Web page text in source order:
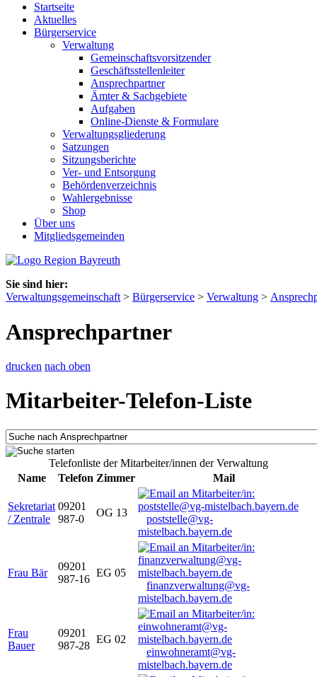
Startseite
Aktuelles
Bürgerservice
Verwaltung
Gemeinschaftsvorsitzender
Geschäftsstellenleiter
Ansprechpartner
Ämter & Sachgebiete
Aufgaben
Online-Dienste & Formulare
Verwaltungsgliederung
Satzungen
Sitzungsberichte
Ver- und Entsorgung
Behördenverzeichnis
Wahlergebnisse
Shop
Über uns
Mitgliedsgemeinden
Sie sind hier:
Verwaltungsgemeinschaft > Bürgerservice > Verwaltung >
Ansprechpartner
drucken nach oben
Mitarbeiter-Telefon-Liste
Telefonliste der Mitarbeiter/innen der Verwaltung
Name
Telefon Zimmer Mail
Sekretariat
/ Zentrale
09201
987-0
OG 13
poststelle@vg-
mistelbach.bayern.de
Frau Bär
09201
987-16
EG 05
finanzverwaltung@vg-
mistelbach.bayern.de
Frau
Bauer
09201
987-28
EG 02
einwohneramt@vg-
mistelbach.bayern.de